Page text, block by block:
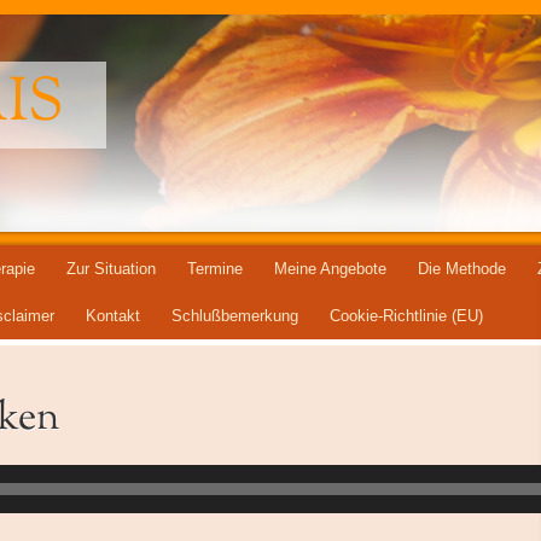
Zur Situation Termine Meine Angebote Die Methode
Kontakt Schlußbemerkung Cookie-Richtlinie (EU)